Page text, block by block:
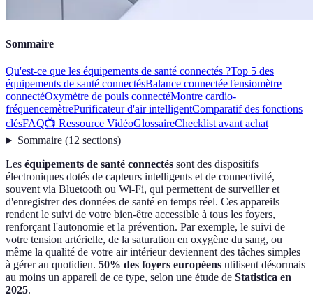
Sommaire
Qu'est-ce que les équipements de santé connectés ?Top 5 des
équipements de santé connectésBalance connectéeTensiomètre
connectéOxymètre de pouls connectéMontre cardio-
fréquencemètrePurificateur d'air intelligentComparatif des fonctions
clésFAQ📺 Ressource VidéoGlossaireChecklist avant achat
Sommaire(12 sections)
Les équipements de santé connectés sont des dispositifs
électroniques dotés de capteurs intelligents et de connectivité,
souvent via Bluetooth ou Wi-Fi, qui permettent de surveiller et
d'enregistrer des données de santé en temps réel. Ces appareils
rendent le suivi de votre bien-être accessible à tous les foyers,
renforçant l'autonomie et la prévention. Par exemple, le suivi de
votre tension artérielle, de la saturation en oxygène du sang, ou
même la qualité de votre air intérieur deviennent des tâches simples
à gérer au quotidien. 50% des foyers européens utilisent désormais
au moins un appareil de ce type, selon une étude de Statistica en
2025.